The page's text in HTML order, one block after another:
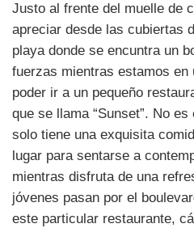
Justo al frente del muelle de
apreciar desde las cubiertas
playa donde se encuntra un
fuerzas mientras estamos en
poder ir a un pequeño
que se llama “Sunset”. No
solo tiene una exquisita
lugar para sentarse a
mientras disfruta de una
jóvenes pasan por el
este particular restaurante,